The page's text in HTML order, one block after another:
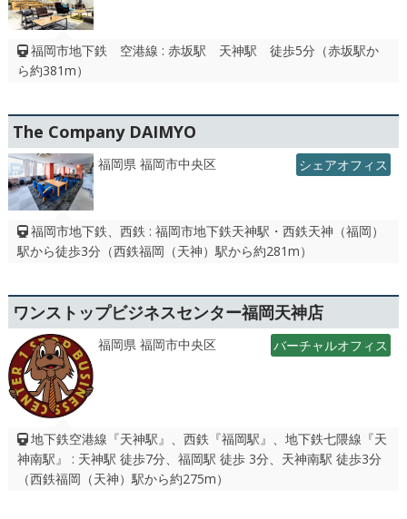
福岡市地下鉄 空港線 : 赤坂駅 天神駅 徒歩5分（赤坂駅か
ら約381m）
The Company DAIMYO
福岡県 福岡市中央区 シェアオフィス
福岡市地下鉄、西鉄 : 福岡市地下鉄天神駅・西鉄天神（福岡）
駅から徒歩3分（西鉄福岡（天神）駅から約281m）
ワンストップビジネスセンター福岡天神店
福岡県 福岡市中央区 バーチャルオフィス
地下鉄空港線『天神駅』、西鉄『福岡駅』、地下鉄七隈線『天
神南駅』 : 天神駅 徒歩7分、福岡駅 徒歩 3分、天神南駅 徒歩3分
（西鉄福岡（天神）駅から約275m）